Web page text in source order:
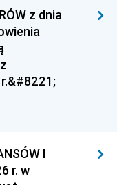
z dnia
I
r. w